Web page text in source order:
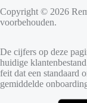
Copyright © 2026
voorbehouden.
De cijfers op deze
huidige
feit dat een standaard
gemiddelde